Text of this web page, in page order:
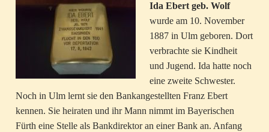
Ida Ebert geb. Wolf
wurde am 10. November
1887 in Ulm geboren. Dort
verbrachte sie Kindheit
und Jugend. Ida hatte noch
eine zweite Schwester.
Noch in Ulm lernt sie den Bankangestellten Franz Ebert
kennen. Sie heiraten und ihr Mann nimmt im Bayerischen
Fürth eine Stelle als Bankdirektor an einer Bank an. Anfang